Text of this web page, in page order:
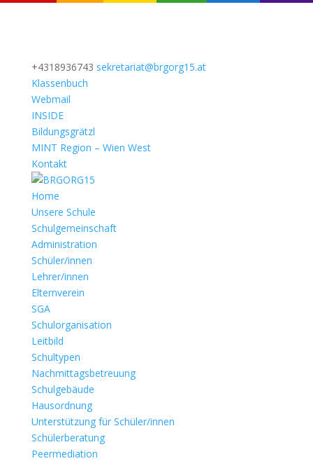
+4318936743 sekretariat@brgorg15.at
Klassenbuch
Webmail
INSIDE
Bildungsgrätzl
MINT Region – Wien West
Kontakt
Home
Unsere Schule
Schulgemeinschaft
Administration
Schüler/innen
Lehrer/innen
Elternverein
SGA
Schulorganisation
Leitbild
Schultypen
Nachmittagsbetreuung
Schulgebäude
Hausordnung
Unterstützung für Schüler/innen
Schülerberatung
Peermediation